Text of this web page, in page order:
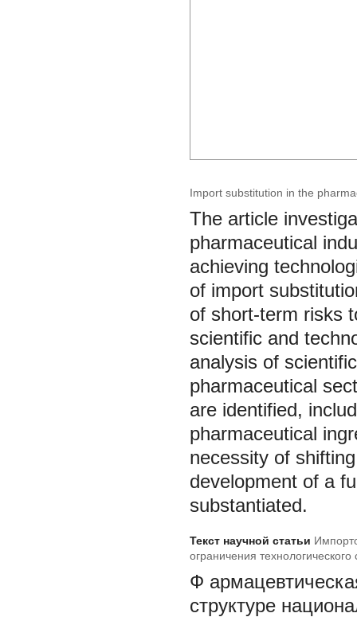
Import substitution in the
The article
pharmaceutical
achieving
of import
of short-term risks
scientific and
analysis of
pharmaceutical
are identified,
pharmaceutical
necessity of
development of a
substantiated.
Текст научной статьи
ограничения технологического
Ф
структуре